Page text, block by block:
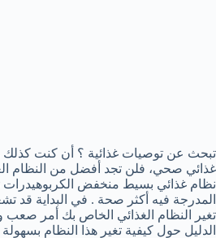
تبحث عن توصيات غذائية ؟ أن كنت كذلك
غذائي صحي، فلن تجد أفضل من النظام
نظام غذائي بسيط منخفض الكربوهيدرات
المدرجة فيه أكثر صحة . في البداية قد
تغير النظام الغذائي الخاص بك أمر صعب
الدليل حول كيفية تغير هذا النظام بسهولة